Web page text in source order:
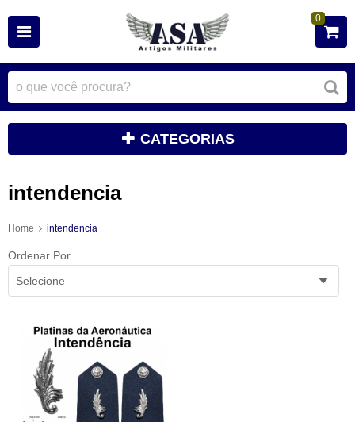
0
CATEGORIAS
intendencia
Home intendencia
Ordenar Por
Selecione